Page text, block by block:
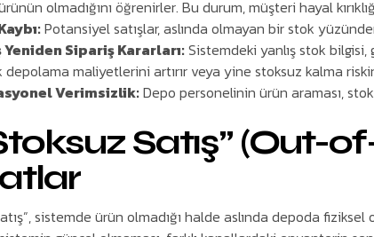
olmadığını öğrenirler. Bu durum, müşteri hayal
Potansiyel satışlar, aslında olmayan bir stok
Yeniden Sipariş Kararları:Sistemdeki yanlış stok
depolama maliyetlerini artırır veya yine stoksuz kalma
Verimsizlik:Depo personelinin ürün araması,
Satış” (Out-
sistemde ürün olmadığı halde aslında depoda